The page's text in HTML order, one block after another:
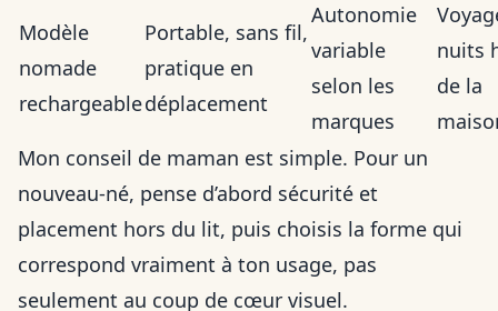
Modèle
nomade
rechargeable
Portable, sans fil,
pratique en
déplacement
Autonomie
variable
selon les
marques
nuits
de la
Mon conseil de maman est simple. Pour un
nouveau-né, pense d’abord sécurité et
placement hors du lit, puis choisis la forme qui
correspond vraiment à ton usage, pas
seulement au coup de cœur visuel.